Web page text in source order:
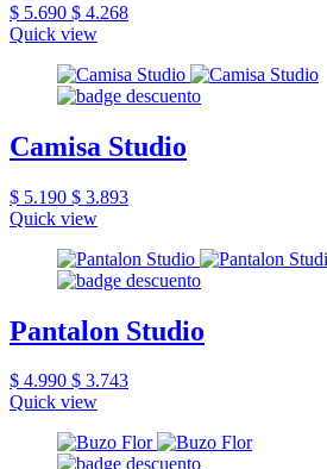
$ 5.690 $ 4.268
Quick view
Camisa Studio
$ 5.190 $ 3.893
Quick view
Pantalon Studio
$ 4.990 $ 3.743
Quick view